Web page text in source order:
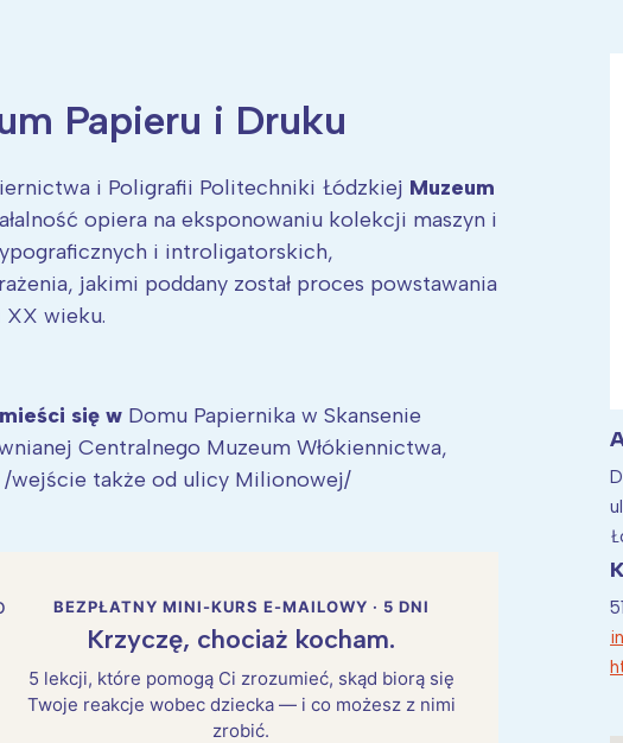
wiśnia i jej płatki
Papieru i Druku
i Poligrafii Politechniki Łódzkiej Muzeum
opiera na eksponowaniu kolekcji maszyn i
i introligatorskich,
jakimi poddany został proces powstawania
XX wieku.
się w Domu Papiernika w Skansenie
Centralnego Muzeum Włókiennictwa,
wejście także od ulicy Milionowej/
BEZPŁATNY MINI-KURS E-MAILOWY · 5 DNI
Krzyczę, chociaż kocham.
5 lekcji, które pomogą Ci zrozumieć, skąd biorą się
Twoje reakcje wobec dziecka — i co możesz z nimi
zrobić.